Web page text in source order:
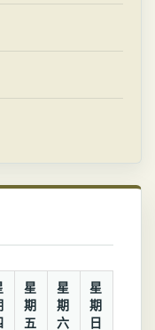
星
期
五
星
期
六
星
期
日